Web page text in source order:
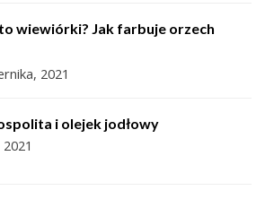
wiewiórki? Jak farbuje orzech
2021
i olejek jodłowy